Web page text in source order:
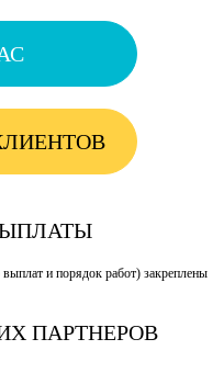
и порядок работ) закреплены
ПАРТНЕРОВ